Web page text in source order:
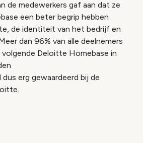
de medewerkers gaf aan dat ze
een beter begrip hebben
de identiteit van het bedrijf en
dan 96% van alle deelnemers
Deloitte Homebase in
erg gewaardeerd bij de